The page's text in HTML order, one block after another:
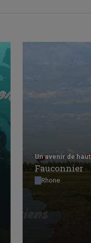
Un avenir de
Fauconnier
Rhone